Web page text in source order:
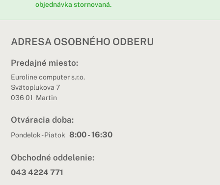
objednávka stornovaná.
ADRESA OSOBNÉHO ODBERU
Predajné miesto:
Euroline computer s.r.o.
Svätoplukova 7
036 01 Martin
Otváracia doba:
Pondelok - Piatok 8:00 - 16:30
Obchodné oddelenie:
043 4224 771